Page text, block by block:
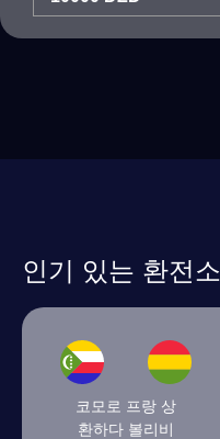
인기 있는 환전소
코모로 프랑 상
환하다 볼리비